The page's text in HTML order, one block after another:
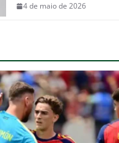
4 de maio de 2026